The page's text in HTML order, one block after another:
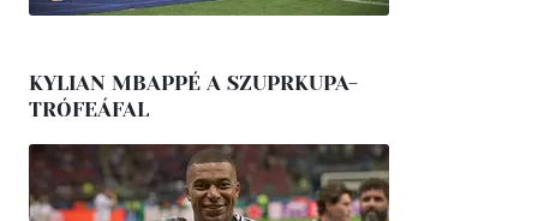
KYLIAN MBAPPÉ A SZUPRKUPA-
TRÓFEÁFAL